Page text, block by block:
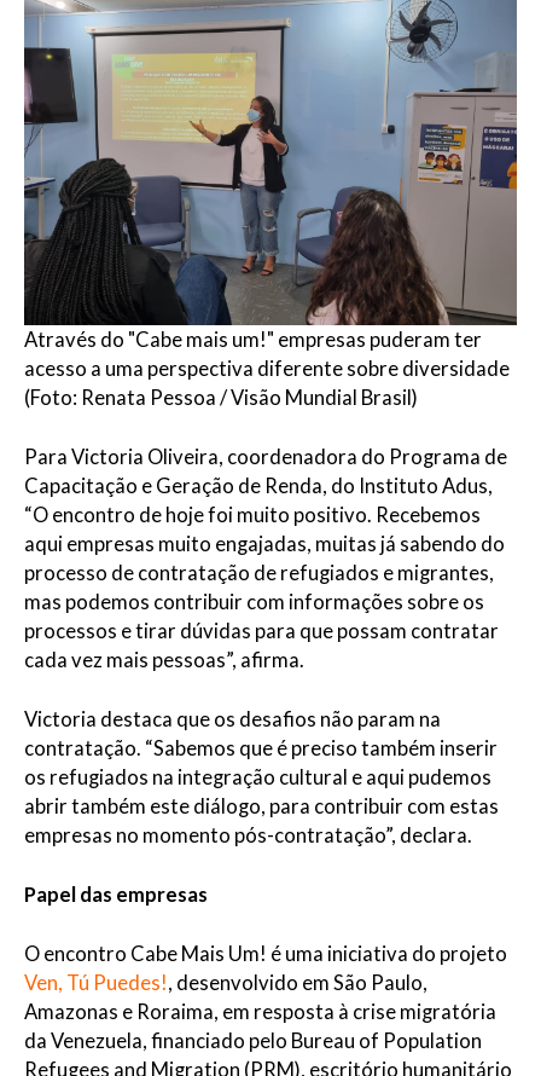
Através do "Cabe mais um!" empresas puderam ter
acesso a uma perspectiva diferente sobre diversidade
(Foto: Renata Pessoa / Visão Mundial Brasil)
Para Victoria Oliveira, coordenadora do Programa de
Capacitação e Geração de Renda, do Instituto Adus,
“O encontro de hoje foi muito positivo. Recebemos
aqui empresas muito engajadas, muitas já sabendo do
processo de contratação de refugiados e migrantes,
mas podemos contribuir com informações sobre os
processos e tirar dúvidas para que possam contratar
cada vez mais pessoas”, afirma.
Victoria destaca que os desafios não param na
contratação. “Sabemos que é preciso também inserir
os refugiados na integração cultural e aqui pudemos
abrir também este diálogo, para contribuir com estas
empresas no momento pós-contratação”, declara.
Papel das empresas
O encontro Cabe Mais Um! é uma iniciativa do projeto
Ven, Tú Puedes!, desenvolvido em São Paulo,
Amazonas e Roraima, em resposta à crise migratória
da Venezuela, financiado pelo Bureau of Population
Refugees and Migration (PRM), escritório humanitário